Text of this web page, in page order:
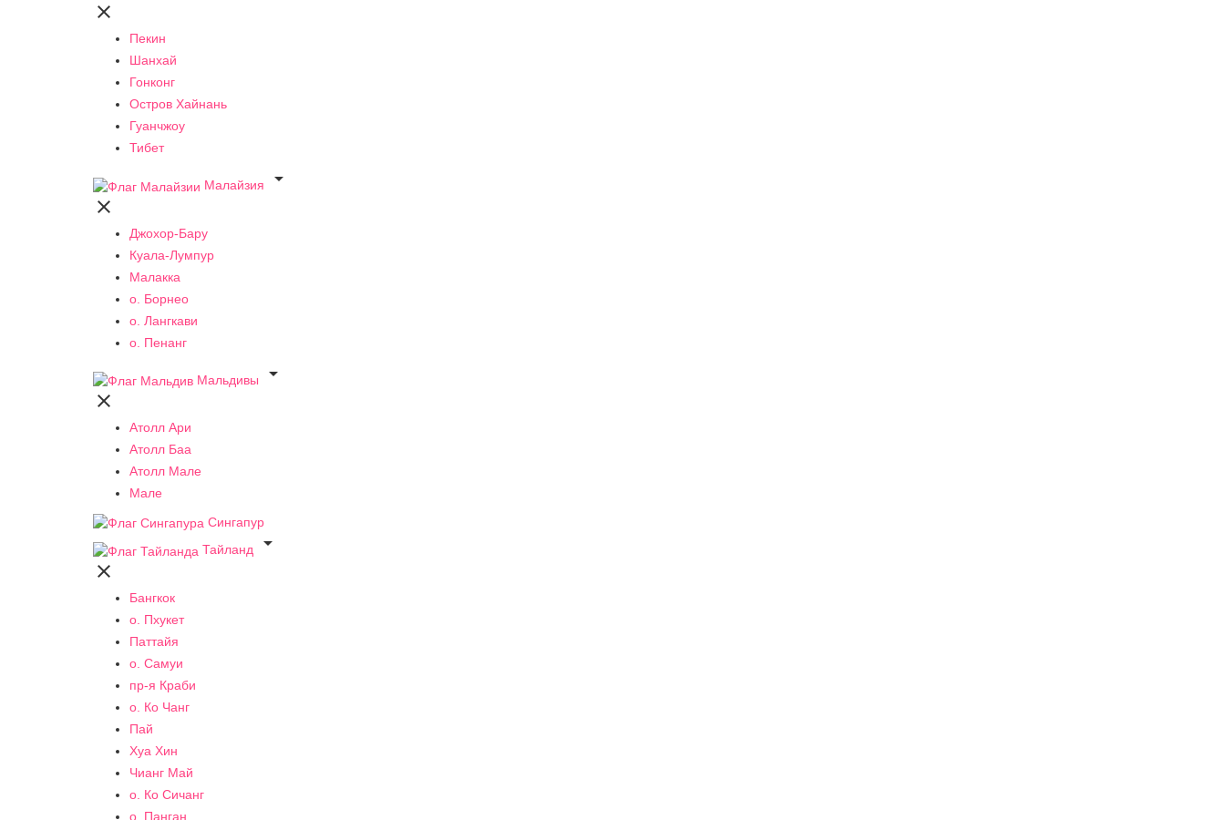

Пекин
Шанхай
Гонконг
Остров Хайнань
Гуанчжоу
Тибет
Малайзия


Джохор-Бару
Куала-Лумпур
Малакка
о. Борнео
о. Лангкави
о. Пенанг
Мальдивы


Атолл Ари
Атолл Баа
Атолл Мале
Мале
Сингапур
Тайланд


Бангкок
о. Пхукет
Паттайя
о. Самуи
пр-я Краби
о. Ко Чанг
Пай
Хуа Хин
Чианг Май
о. Ко Сичанг
о. Панган